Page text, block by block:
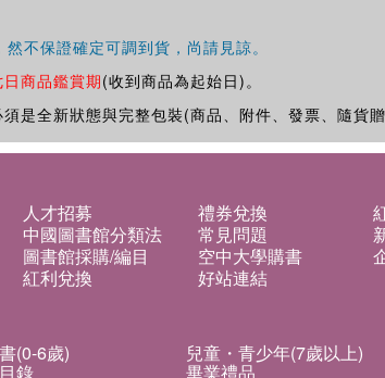
不保證確定可調到貨，尚請見諒。
商品鑑賞期(收到商品為起始日)。
是全新狀態與完整包裝(商品、附件、發票、隨貨
人才招募 禮券兌換
中國圖書館分類法 常見問題
圖書館採購/編目 空中大學購書
紅利兌換 好站連結
(0-6歲) 兒童・青少年(7歲以上)
錄 畢業禮品